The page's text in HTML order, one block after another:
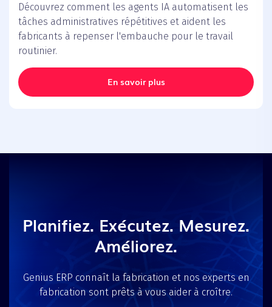
Découvrez comment les agents IA automatisent les
tâches administratives répétitives et aident les
fabricants à repenser l'embauche pour le travail
routinier.
En savoir plus
Planifiez. Exécutez. Mesurez.
Améliorez.
Genius ERP connaît la fabrication et nos experts en
fabrication sont prêts à vous aider à croître.